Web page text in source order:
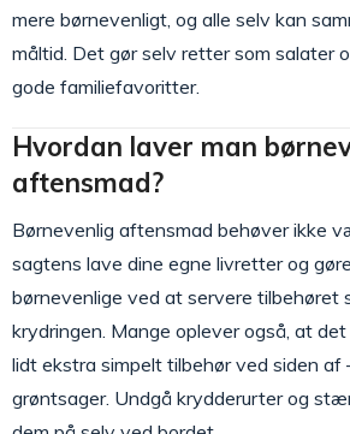
mere børnevenligt, og alle selv kan
måltid. Det gør selv retter som salater
gode familiefavoritter.
Hvordan laver man
aftensmad?
Børnevenlig aftensmad behøver ikke
sagtens lave dine egne livretter og
børnevenlige ved at servere tilbehøret
krydringen. Mange oplever også, at
lidt ekstra simpelt tilbehør ved siden af
grøntsager. Undgå krydderurter og